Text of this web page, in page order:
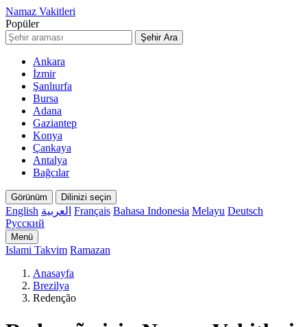
Namaz Vakitleri
Popüler
Şehir Ara
Ankara
İzmir
Şanlıurfa
Bursa
Adana
Gaziantep
Konya
Çankaya
Antalya
Bağcılar
Görünüm Dilinizi seçin
English العربية Français Bahasa Indonesia Melayu Deutsch
Русский
Menü
Islami Takvim Ramazan
Anasayfa
Brezilya
Redenção